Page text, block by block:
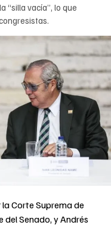
“silla vacía”, lo que
Corte Suprema de
del Senado, y Andrés